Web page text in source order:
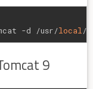
-d /usr/local/
9